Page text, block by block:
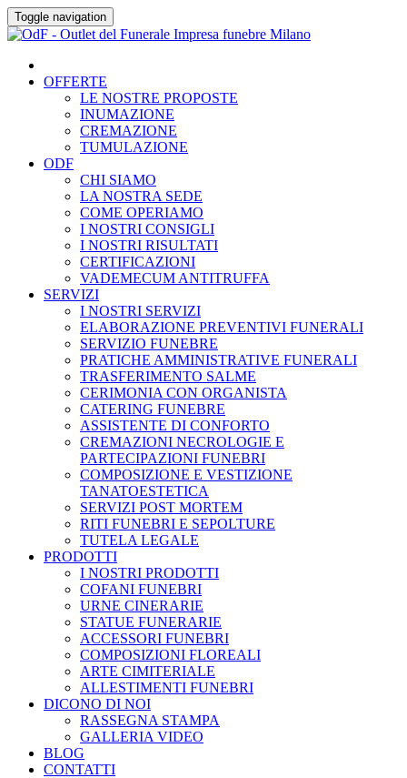
Skip
to
Toggle navigation
OFFERTE
LE NOSTRE PROPOSTE
INUMAZIONE
CREMAZIONE
TUMULAZIONE
ODF
CHI SIAMO
LA NOSTRA SEDE
COME OPERIAMO
I NOSTRI CONSIGLI
I NOSTRI RISULTATI
CERTIFICAZIONI
VADEMECUM ANTITRUFFA
SERVIZI
I NOSTRI SERVIZI
ELABORAZIONE PREVENTIVI FUNERALI
SERVIZIO FUNEBRE
PRATICHE AMMINISTRATIVE FUNERALI
TRASFERIMENTO SALME
CERIMONIA CON ORGANISTA
CATERING FUNEBRE
ASSISTENTE DI CONFORTO
CREMAZIONI NECROLOGIE E
PARTECIPAZIONI FUNEBRI
COMPOSIZIONE E VESTIZIONE
TANATOESTETICA
SERVIZI POST MORTEM
RITI FUNEBRI E SEPOLTURE
TUTELA LEGALE
PRODOTTI
I NOSTRI PRODOTTI
COFANI FUNEBRI
URNE CINERARIE
STATUE FUNERARIE
ACCESSORI FUNEBRI
COMPOSIZIONI FLOREALI
ARTE CIMITERIALE
ALLESTIMENTI FUNEBRI
DICONO DI NOI
RASSEGNA STAMPA
GALLERIA VIDEO
BLOG
CONTATTI